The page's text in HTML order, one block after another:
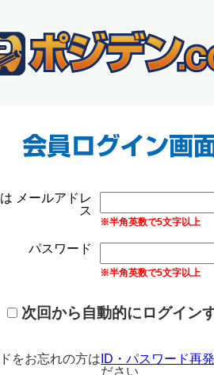
メールアドレ
ス
※半角英数で5文字以上
パスワード
※半角英数で5文字以上
次回から自動的にログイン
をお忘れの方は ID・パスワード再
ださい